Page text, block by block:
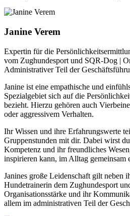
Janine Verem
Expertin für die
vom Zughundesport und SQR-Dog |
Administrativer Teil der
Janine ist eine empathische und
Spezialgebiet sich auf die
bezieht. Hierzu gehören auch
oder aggressivem Verhalten.
Ihr Wissen und ihre Erfahrungswerte
Gruppenstunden mit dir. Dabei wirst
Kompetenz und ihr freundliches
inspirieren kann, im Alltag gemeinsam
Janines große Leidenschaft gilt neben
Hundetrainerin dem Zughundesport
Organisationsstärke und ihr
allem im administrativen Teil der